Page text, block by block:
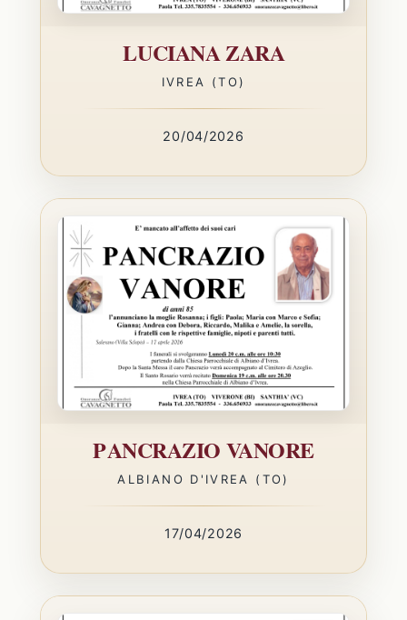
LUCIANA ZARA
IVREA (TO)
20/04/2026
PANCRAZIO VANORE
ALBIANO D'IVREA (TO)
17/04/2026